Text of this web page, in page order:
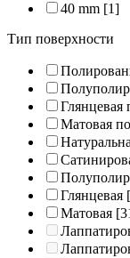
40 mm [1]
Тип поверхности
Глянцевая
Матовая
Глянцевая
Матовая